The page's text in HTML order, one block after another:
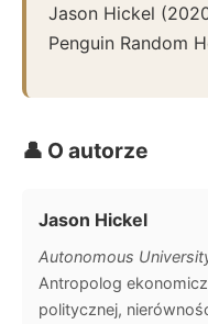
Jason Hickel (
Penguin Random
👤 O autorze
Jason Hickel
Autonomous
Antropolog
politycznej,